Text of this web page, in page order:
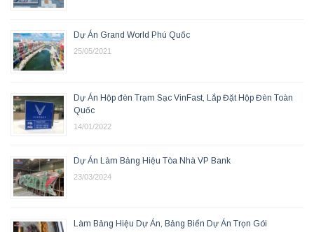
Dự Án Grand World Phú Quốc
25/05/2021
Dự Án Hộp đèn Trạm Sạc VinFast, Lắp Đặt Hộp Đèn Toàn
Quốc
14/01/2022
Dự Án Làm Bảng Hiệu Tòa Nhà VP Bank
23/03/2024
Làm Bảng Hiệu Dự Án, Bảng Biển Dự Án Trọn Gói